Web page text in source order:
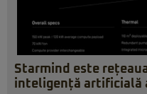
Starmind este
inteligență artificială